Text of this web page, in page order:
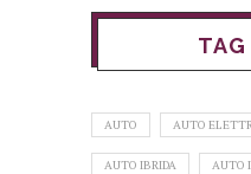
TAG
AUTO AUTO
AUTO IBRIDA AUTO